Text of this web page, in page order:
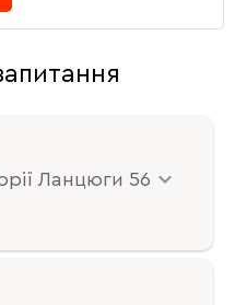
Ланцюги 56